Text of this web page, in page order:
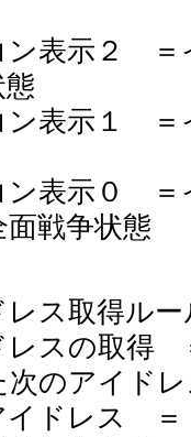
ン表示２ ＝
ン表示１ ＝
ン表示０ ＝
戦争状態
レス取得ル
レスの取得
次のアイド
イドレス